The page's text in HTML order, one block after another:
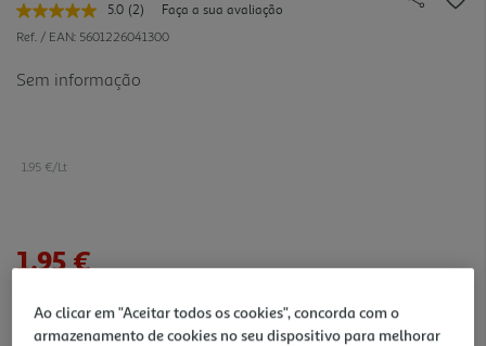
5.0 Leu
2
Link
para
(2)
Faça a sua avaliação
Ref. / EAN: 5601226041300
Sem informação
1.95 €/Lt
1,95 €
Notas de preparação
Ao clicar em "Aceitar todos os cookies", concorda com o
armazenamento de cookies no seu dispositivo para melhorar